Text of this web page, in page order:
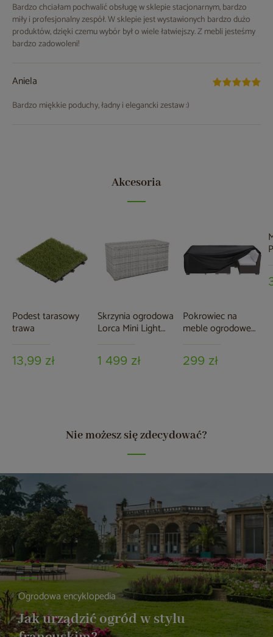
Bardzo chciałam pochwalić obsługę w sklepie stacjonarnym, bardzo
miły i profesjonalny zespół. W sklepie jest wystawionych bardzo dużo
produktów, dzięki czemu wybór był o wiele łatwiejszy. Z mebli jesteśmy
bardzo zadowoleni!
Aniela
Bardzo miękkie poduchy, ładny i elegancki zestaw :)
Akcesoria
Podest tarasowy
trawa
13,99 zł
Skrzynia ogrodowa
Lorca Mini Light
1 499 zł
Pokrowiec na
meble ogrodowe
czarny
299 zł
Nie możesz się zdecydować?
Ogrodowa encyklopedia
Jak urządzić ogród w stylu